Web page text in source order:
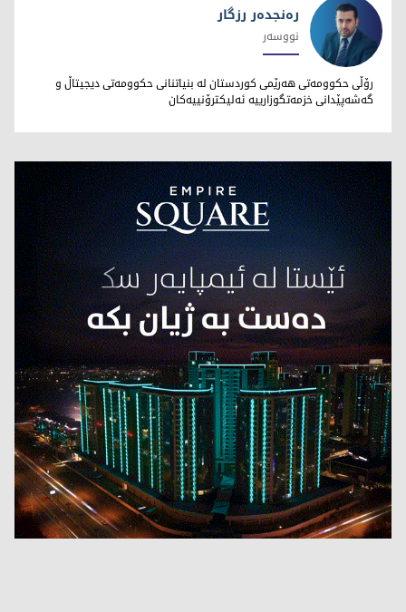
رەنجدەر رزگار
رەنجدەر رزگار
نووسەر
رۆڵی حکوومەتی هەرێمی کوردستان لە بنیاتنانی حکوومەتی دیجیتاڵ و
گەشەپێدانی خزمەتگوزارییە ئەلیکترۆنییەکان